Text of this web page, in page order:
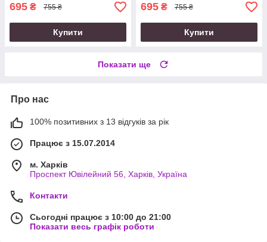
695 ₴ 755 ₴
Купити
695 ₴ 755 ₴
Купити
Показати ще
Про нас
100% позитивних з 13 відгуків за рік
Працює з 15.07.2014
м. Харків
Проспект Ювілейний 56, Харків, Україна
Контакти
Сьогодні працює з 10:00 до 21:00
Показати весь графік роботи